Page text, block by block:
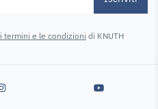
i termini e le condizioni di KNUTH